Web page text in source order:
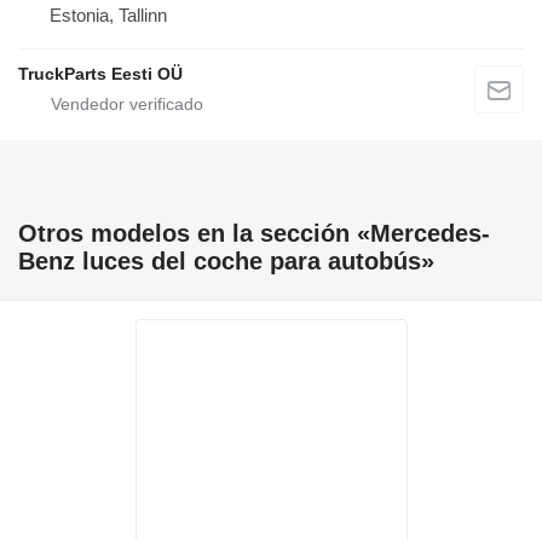
Estonia, Tallinn
TruckParts Eesti OÜ
Otros modelos en la sección «Mercedes-
Benz luces del coche para autobús»